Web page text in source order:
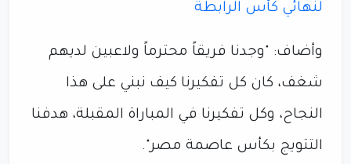
لنهائي كأس الرابطة
وأضاف: "وجدنا فريقاً محترماً ولاعبين لديهم
شغف، كان كل تفكيرنا كيف نبني على هذا
النجاح، وكل تفكيرنا في المباراة المقبلة، هدفنا
التتويج بكأس عاصمة مصر".